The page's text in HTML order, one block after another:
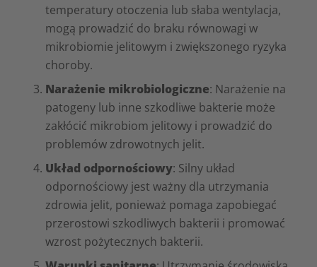
temperatury otoczenia lub słaba wentylacja,
mogą prowadzić do braku równowagi w
mikrobiomie jelitowym i zwiększonego ryzyka
choroby.
Narażenie mikrobiologiczne: Narażenie na
patogeny lub inne szkodliwe bakterie może
zakłócić mikrobiom jelitowy i prowadzić do
problemów zdrowotnych jelit.
Układ odpornościowy: Silny układ
odpornościowy jest ważny dla utrzymania
zdrowia jelit, ponieważ pomaga zapobiegać
przerostowi szkodliwych bakterii i promować
wzrost pożytecznych bakterii.